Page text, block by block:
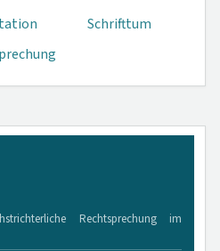
Schrifttum
Rechtsprechung im